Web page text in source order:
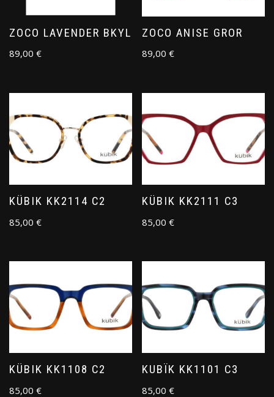
ZOCO LAVENDER BKYL
89,00 €
ZOCO ANISE GROR
89,00€
KÜBIK KK2114 C2
85,00 €
KÜBIK KK2111 C3
85,00€
KÜBIK KK1108 C2
85,00 €
KUBÏK KK1101 C3
85,00€